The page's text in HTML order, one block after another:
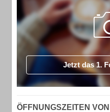
Jetzt das 1.
ÖFFNUNGSZEITEN VON